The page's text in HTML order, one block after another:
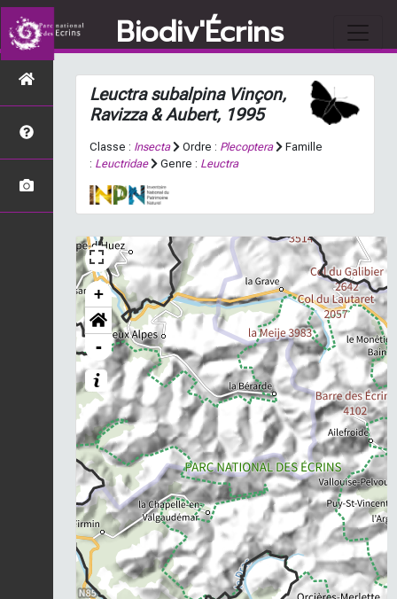
Biodiv'Écrins
Leuctra subalpinaVinçon,
Ravizza & Aubert, 1995
Classe : Insecta Ordre : Plecoptera
Famille
: Leuctridae Genre : Leuctra
+
-